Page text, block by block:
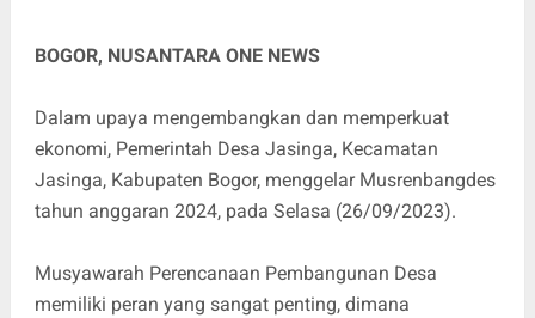
BOGOR, NUSANTARA ONE NEWS
Dalam upaya mengembangkan dan memperkuat
ekonomi, Pemerintah Desa Jasinga, Kecamatan
Jasinga, Kabupaten Bogor, menggelar Musrenbangdes
tahun anggaran 2024, pada Selasa (26/09/2023).
Musyawarah Perencanaan Pembangunan Desa
memiliki peran yang sangat penting, dimana